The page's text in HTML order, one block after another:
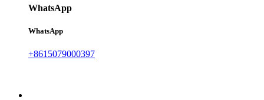
WhatsApp
WhatsApp
+8615079000397